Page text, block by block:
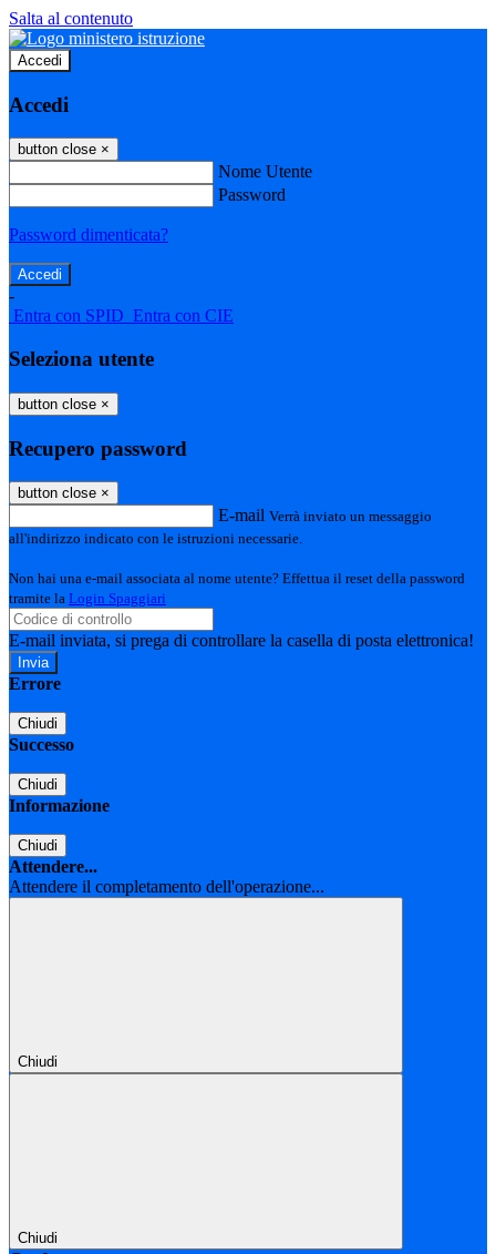
Salta al contenuto
Accedi
Accedi
button close ×
Nome Utente
Password
Password dimenticata?
-
Entra con SPID Entra con CIE
Seleziona utente
button close ×
Recupero password
button close ×
E-mail Verrà inviato un messaggio
all'indirizzo indicato con le istruzioni necessarie.
Non hai una e-mail associata al nome utente? Effettua il reset della password
tramite la Login Spaggiari
E-mail inviata, si prega di controllare la casella di posta elettronica!
Errore
Chiudi
Successo
Chiudi
Informazione
Chiudi
Attendere...
Attendere il completamento dell'operazione...
Chiudi
Chiudi